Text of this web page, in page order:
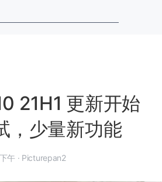
21H1 更新开始
，少量新功能
, 5:24 下午 · Picturepan2